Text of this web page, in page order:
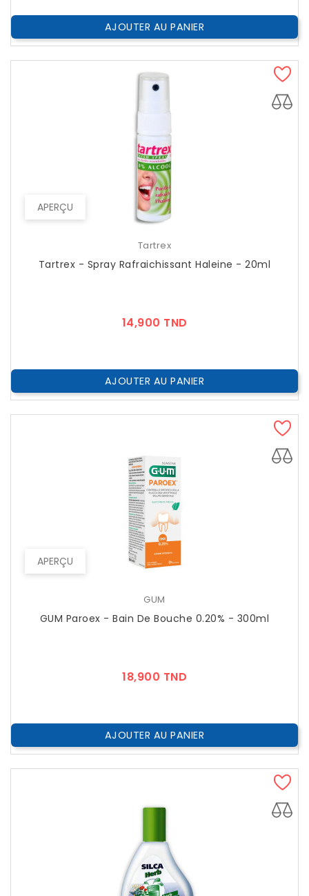
AJOUTER AU PANIER
APERÇU
Tartrex
Tartrex - Spray Rafraichissant Haleine - 20ml
14,900 TND
AJOUTER AU PANIER
APERÇU
GUM
GUM Paroex - Bain De Bouche 0.20% - 300ml
18,900 TND
AJOUTER AU PANIER